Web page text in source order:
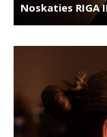
Noskaties RIGA